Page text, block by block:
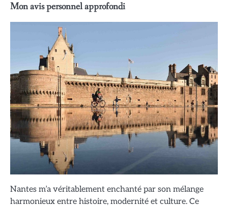
Mon avis personnel approfondi
Nantes m’a véritablement enchanté par son mélange
harmonieux entre histoire, modernité et culture. Ce